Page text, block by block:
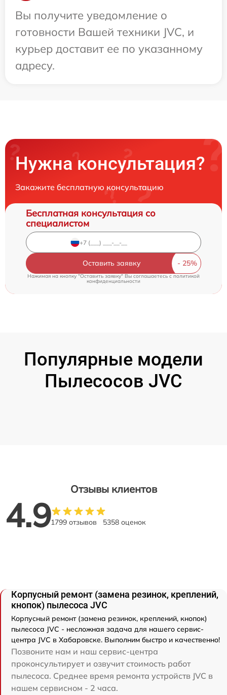
Вы получите уведомление о
готовности Вашей техники JVC, и
курьер доставит ее по указанному
адресу.
Нужна консультация?
Закажите бесплатную консультацию
Бесплатная консультация со
специалистом
Оставить заявку
Нажимая на кнопку "Оставить заявку" Вы соглашаетесь c политикой
конфиденциальности
Популярные модели
Пылесосов JVC
Отзывы клиентов
4.91799 отзывов 5358 оценок
Корпусный ремонт (замена резинок, креплений,
кнопок) пылесоса JVC
Корпусный ремонт (замена резинок, креплений, кнопок)
пылесоса JVC - несложная задача для нашего сервис-
центра JVC в Хабаровске. Выполним быстро и качественно!
Позвоните нам и наш сервис-центра
проконсультирует и озвучит стоимость работ
пылесоса. Среднее время ремонта устройств JVC в
нашем сервисном - 2 часа.